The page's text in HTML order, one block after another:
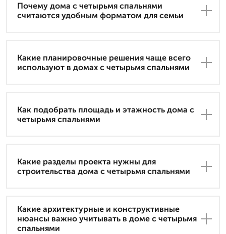
Почему дома с четырьмя спальнями
считаются удобным форматом для семьи
Какие планировочные решения чаще всего
используют в домах с четырьмя спальнями
Как подобрать площадь и этажность дома с
четырьмя спальнями
Какие разделы проекта нужны для
строительства дома с четырьмя спальнями
Какие архитектурные и конструктивные
нюансы важно учитывать в доме с четырьмя
спальнями